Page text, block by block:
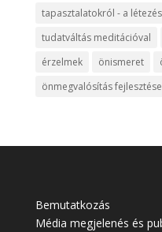
tapasztalatokról - a
tudatváltás meditációval
érzelmek
önismeret
önmegvalósítás fejlesztése
Bemutatkozás
Média megjelenés és